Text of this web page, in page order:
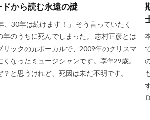
ドから読む永遠の謎
、30年は続けます！」 そう言っていたく
年のうちに死んでしまった。 志村正彦とは
リックの元ボーカルで、2009年のクリスマ
くなったミュージシャンです。享年29歳。
？と思うけれど、死因は未だ不明です。